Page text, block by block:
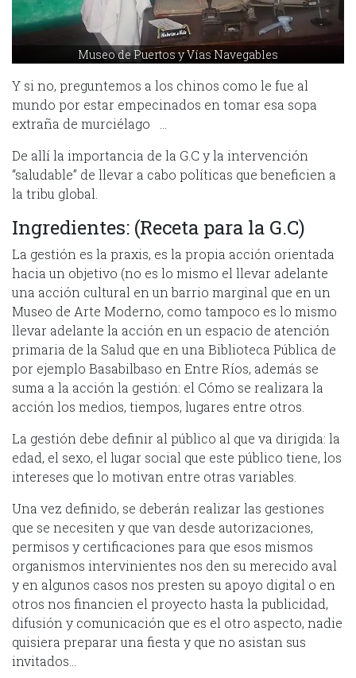
Museo de Puertos y Vías Navegables
Y si no, preguntemos a los chinos como le fue al
mundo por estar empecinados en tomar esa sopa
extraña de murciélago …
De allí la importancia de la G.C y la intervención
“saludable” de llevar a cabo políticas que beneficien a
la tribu global.
Ingredientes: (Receta para la G.C)
La gestión es la praxis, es la propia acción orientada
hacia un objetivo (no es lo mismo el llevar adelante
una acción cultural en un barrio marginal que en un
Museo de Arte Moderno, como tampoco es lo mismo
llevar adelante la acción en un espacio de atención
primaria de la Salud que en una Biblioteca Pública de
por ejemplo Basabilbaso en Entre Ríos, además se
suma a la acción la gestión: el Cómo se realizara la
acción los medios, tiempos, lugares entre otros.
La gestión debe definir al público al que va dirigida: la
edad, el sexo, el lugar social que este público tiene, los
intereses que lo motivan entre otras variables.
Una vez definido, se deberán realizar las gestiones
que se necesiten y que van desde autorizaciones,
permisos y certificaciones para que esos mismos
organismos intervinientes nos den su merecido aval
y en algunos casos nos presten su apoyo digital o en
otros nos financien el proyecto hasta la publicidad,
difusión y comunicación que es el otro aspecto, nadie
quisiera preparar una fiesta y que no asistan sus
invitados…